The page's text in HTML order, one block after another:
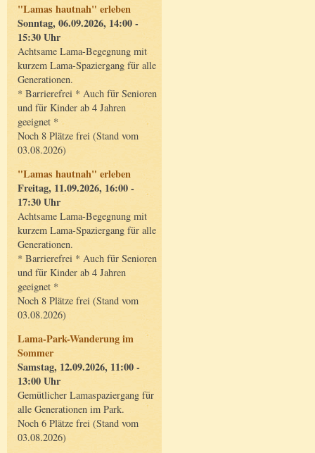
"Lamas hautnah" erleben
Sonntag, 06.09.2026, 14:00 -
15:30 Uhr
Achtsame Lama-Begegnung mit
kurzem Lama-Spaziergang für alle
Generationen.
* Barrierefrei * Auch für Senioren
und für Kinder ab 4 Jahren
geeignet *
Noch 8 Plätze frei (Stand vom
03.08.2026)
"Lamas hautnah" erleben
Freitag, 11.09.2026, 16:00 -
17:30 Uhr
Achtsame Lama-Begegnung mit
kurzem Lama-Spaziergang für alle
Generationen.
* Barrierefrei * Auch für Senioren
und für Kinder ab 4 Jahren
geeignet *
Noch 8 Plätze frei (Stand vom
03.08.2026)
Lama-Park-Wanderung im
Sommer
Samstag, 12.09.2026, 11:00 -
13:00 Uhr
Gemütlicher Lamaspaziergang für
alle Generationen im Park.
Noch 6 Plätze frei (Stand vom
03.08.2026)